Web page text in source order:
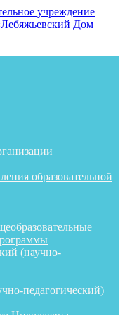
образовательной
(научно-
педагогический)